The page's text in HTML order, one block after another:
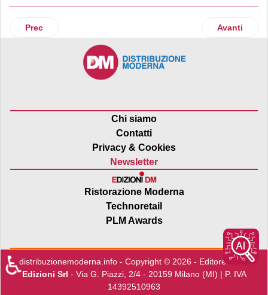
Articolo precedente: Unimpresa: dazi a impatto ridotto?
Prec Articolo
Avanti
Chi siamo
Contatti
Privacy & Cookies
Newsletter
Ristorazione Moderna
Technoretail
PLM Awards
distribuzionemoderna.info - Copyright © 2026 - Editore:Edra
Edizioni Srl - Via G. Piazzi, 2/4 - 20159 Milano (MI) | P. IVA
14392510963